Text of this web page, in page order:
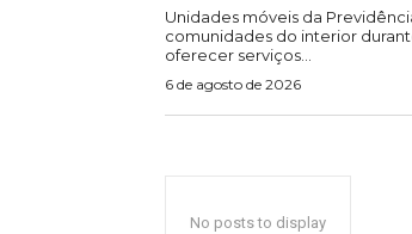
Unidades móveis da
comunidades do interior
oferecer serviços...
6 de agosto de 2026
No posts to display